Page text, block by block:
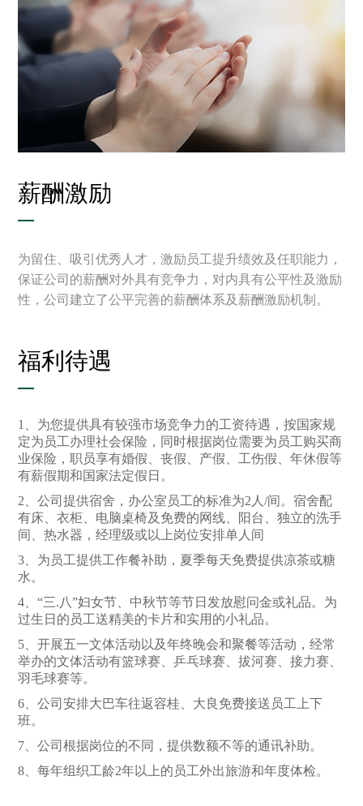
薪酬激励
为留住、吸引优秀人才，激励员工提升绩效及任职能力，
保证公司的薪酬对外具有竞争力，对内具有公平性及激励
性，公司建立了公平完善的薪酬体系及薪酬激励机制。
福利待遇
1、为您提供具有较强市场竞争力的工资待遇，按国家规
定为员工办理社会保险，同时根据岗位需要为员工购买商
业保险，职员享有婚假、丧假、产假、工伤假、年休假等
有薪假期和国家法定假日。
2、公司提供宿舍，办公室员工的标准为2人/间。宿舍配
有床、衣柜、电脑桌椅及免费的网线、阳台、独立的洗手
间、热水器，经理级或以上岗位安排单人间
3、为员工提供工作餐补助，夏季每天免费提供凉茶或糖
水。
4、“三.八”妇女节、中秋节等节日发放慰问金或礼品。为
过生日的员工送精美的卡片和实用的小礼品。
5、开展五一文体活动以及年终晚会和聚餐等活动，经常
举办的文体活动有篮球赛、乒乓球赛、拔河赛、接力赛、
羽毛球赛等。
6、公司安排大巴车往返容桂、大良免费接送员工上下
班。
7、公司根据岗位的不同，提供数额不等的通讯补助。
8、每年组织工龄2年以上的员工外出旅游和年度体检。